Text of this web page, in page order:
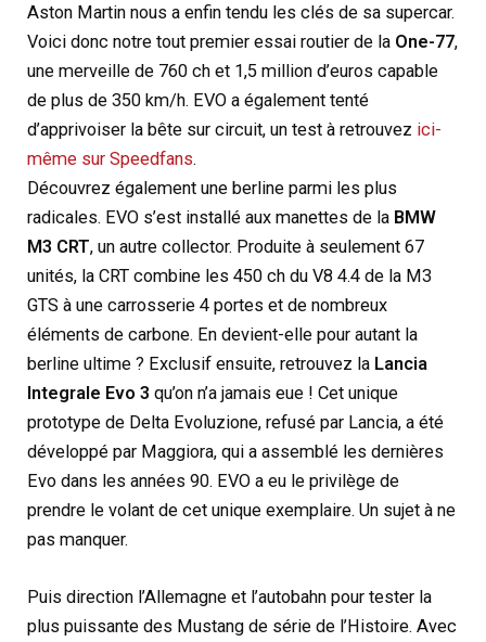
Aston Martin nous a enfin tendu les clés de sa supercar.
Voici donc notre tout premier essai routier de la One-77,
une merveille de 760 ch et 1,5 million d’euros capable
de plus de 350 km/h. EVO a également tenté
d’apprivoiser la bête sur circuit, un test à retrouvez ici-
même sur Speedfans.
Découvrez également une berline parmi les plus
radicales. EVO s’est installé aux manettes de la BMW
M3 CRT, un autre collector. Produite à seulement 67
unités, la CRT combine les 450 ch du V8 4.4 de la M3
GTS à une carrosserie 4 portes et de nombreux
éléments de carbone. En devient-elle pour autant la
berline ultime ? Exclusif ensuite, retrouvez la Lancia
Integrale Evo 3 qu’on n’a jamais eue ! Cet unique
prototype de Delta Evoluzione, refusé par Lancia, a été
développé par Maggiora, qui a assemblé les dernières
Evo dans les années 90. EVO a eu le privilège de
prendre le volant de cet unique exemplaire. Un sujet à ne
pas manquer.
Puis direction l’Allemagne et l’autobahn pour tester la
plus puissante des Mustang de série de l’Histoire. Avec